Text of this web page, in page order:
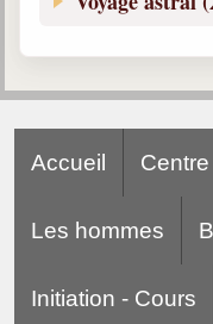
Accueil Centre
Les hommes
Initiation - Cours